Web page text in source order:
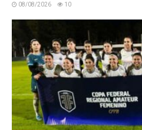
08/08/2026 10